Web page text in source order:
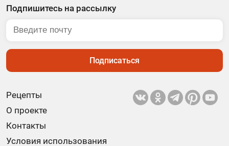
Рецепты
О проекте
Контакты
Условия использования
Подпишитесь на рассылку
Подписаться